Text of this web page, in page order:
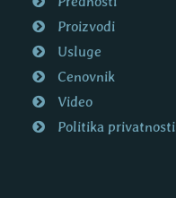
Proizvodi
Usluge
Cenovnik
Video
Politika privatnosti